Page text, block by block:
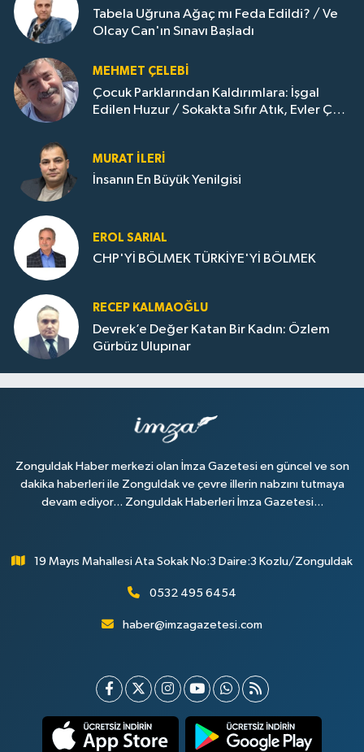
Tabela Uğruna Ağaç mı Feda Edildi? / Ve
Olcay Can'ın Sınavı Başladı
MEHMET ÇELEBI
Çocuk Parklarından Kaldırımlara: İşgal
Edilen Huzur / Sokakta Sıfır Atık, Evler Çöp
MURAT İLERI
İnsanın En Büyük Yenilgisi
EROL SARIAL
CHP'Yİ BÖLMEK TÜRKİYE'Yİ BÖLMEK
RECEP KALMAOĞLU
Devrek’e Değer Katan Bir Kadın: Özlem
Gürbüz Ulupınar
Zonguldak Haber merkezi olan İmza Gazetesi en güncel ve son
dakika haberleri ile Zonguldak ve çevre illerin nabzını tutmaya
devam ediyor... Zonguldak Haberleri İmza Gazetesi...
19 Mayıs Mahallesi Ata Sokak No:3 Daire:3 Kozlu/Zonguldak
0532 495 6454
haber@imzagazetesi.com